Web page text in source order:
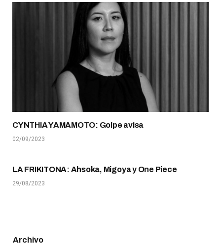
CYNTHIA YAMAMOTO: Golpe avisa
02/09/2023
LA FRIKITONA: Ahsoka, Migoya y One Piece
29/08/2023
Archivo